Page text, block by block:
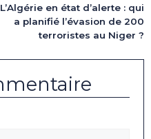
L’Algérie en état d’alerte : qui
a planifié l’évasion de 200
terroristes au Niger ?